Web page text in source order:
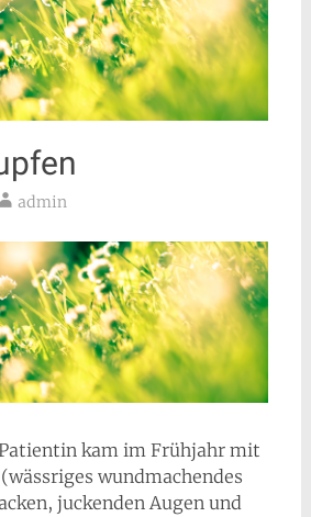
admin
kam im Frühjahr mit
wundmachendes
juckenden Augen und